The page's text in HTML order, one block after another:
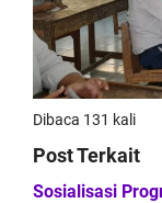
Dibaca 131 kali
Post Terkait
Sosialisasi